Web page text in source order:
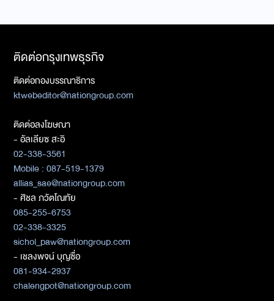
ติดต่อกรุงเทพธุรกิจ
ติดต่อกองบรรณาธิการ
ktwebeditor@nationgroup.com
ติดต่อลงโฆษณา
- อัลเลียซ สะอิ
02-338-3561
Mobile : 087-519-1379
allias_sae@nationgroup.com
- ศิชล ภวัตโณทัย
085-255-6753
02-338-3325
sichol_paw@nationgroup.com
- เชลงพจน์ บุญซื่อ
081-934-2937
chalengpot@nationgroup.com